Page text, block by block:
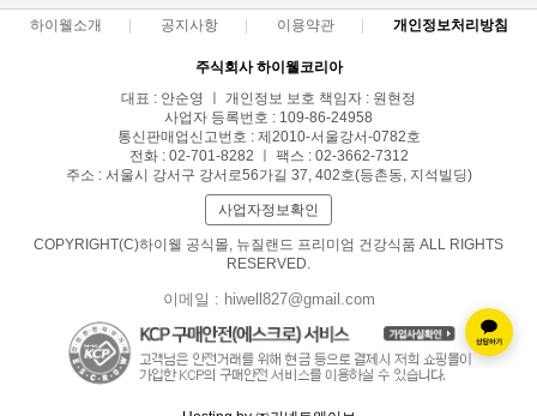
하이웰소개 공지사항 이용약관 개인정보처리방침
주식회사 하이웰코리아
대표 : 안순영 ㅣ 개인정보 보호 책임자 : 원현정
사업자 등록번호 : 109-86-24958
통신판매업신고번호 : 제2010-서울강서-0782호
전화 : 02-701-8282 ㅣ 팩스 : 02-3662-7312
주소 : 서울시 강서구 강서로56가길 37, 402호(등촌동, 지석빌딩)
사업자정보확인
COPYRIGHT(C)하이웰 공식몰, 뉴질랜드 프리미엄 건강식품 ALL RIGHTS
RESERVED.
이메일 : hiwell827@gmail.com